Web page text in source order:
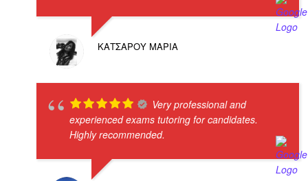
ΚΑΤΣΑΡΟΥ ΜΑΡΙΑ
Very professional and
experienced exams tutoring for candidates.
Highly recommended.